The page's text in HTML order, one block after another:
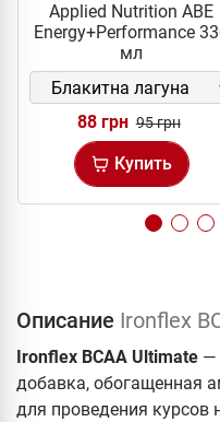
Applied Nutrition ABE
Energy+Performance
мл
88 грн 95 грн
Купить
Описание Ironflex
Ironflex BCAA Ultimate —
добавка, обогащенная
для проведения курсов